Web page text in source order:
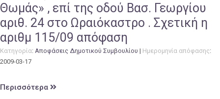
Θωμάς» , επί της οδού Βασ. Γεωργίου
αριθ. 24 στο Ωραιόκαστρο . Σχετική η
αριθμ 115/09 απόφαση
Κατηγορία: Αποφάσεις Δημοτικού Συμβουλίου | Ημερομηνία απόφασης:
2009-03-17
Περισσότερα